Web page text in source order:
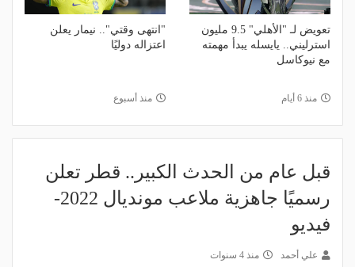
تعويض لـ "الأهلي" 9.5 مليون
استرليني.. يايسله يبدأ مهمته
مع نيوكاسل
منذ 6 أيام
"انتهى وقتي".. نيمار يعلن
اعتزاله دوليًا
منذ أسبوع
قبل عام من الحدث الكبير.. قطر تعلن
رسميًا جاهزية ملاعب مونديال 2022-
فيديو
علي أحمد منذ 4 سنوات